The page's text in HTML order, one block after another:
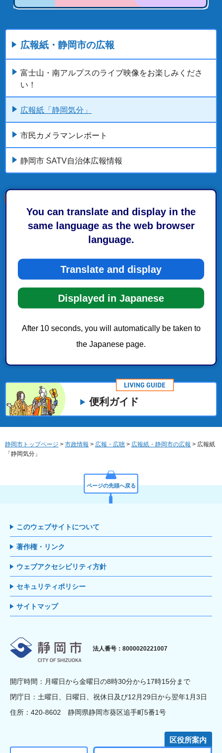
You can translate and display in the
same language as the web browser
language.
Translate and display
Displayed in Japanese
After 10 seconds, you will automatically be taken to
the Japanese page.
広報紙・静岡市の広報
富士山・南アルプスのライブ映像をお楽しみくださ
い！
広報紙「静岡気分」
市民カメラマンレポート
静岡市 SATV自治体広報情報
こちらの記事も読まれています。
広報しずおか令和8年4月号～令和9年3月号
広報紙・静岡市の広報
便利ガイド
静岡市トップページ > 市政情報 > 広報・広聴 > 広報紙・静岡市の広報 > 広報紙
「静岡気分」
ページの先頭へ戻る
このウェブサイトについて
著作権・リンク
ウェブアクセシビリティ方針
セキュリティポリシー
サイトマップ
静岡市
法人番号：8000020221007
開庁時間：月曜日から金曜日の8時30分から17時15分まで
閉庁日：土曜日、日曜日、祝休日及び12月29日から翌年1月3日
住所：420-8602 静岡県静岡市葵区追手町5番1号
区役所案内